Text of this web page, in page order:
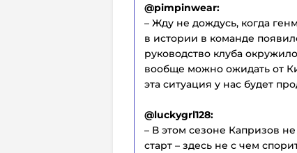
@pimpinwear:
– Жду не дождусь, когда
в истории в команде
руководство клуба
вообще можно ожидать от
эта ситуация у нас будет
@luckygrl128:
– В этом сезоне Капризов
старт – здесь не с чем